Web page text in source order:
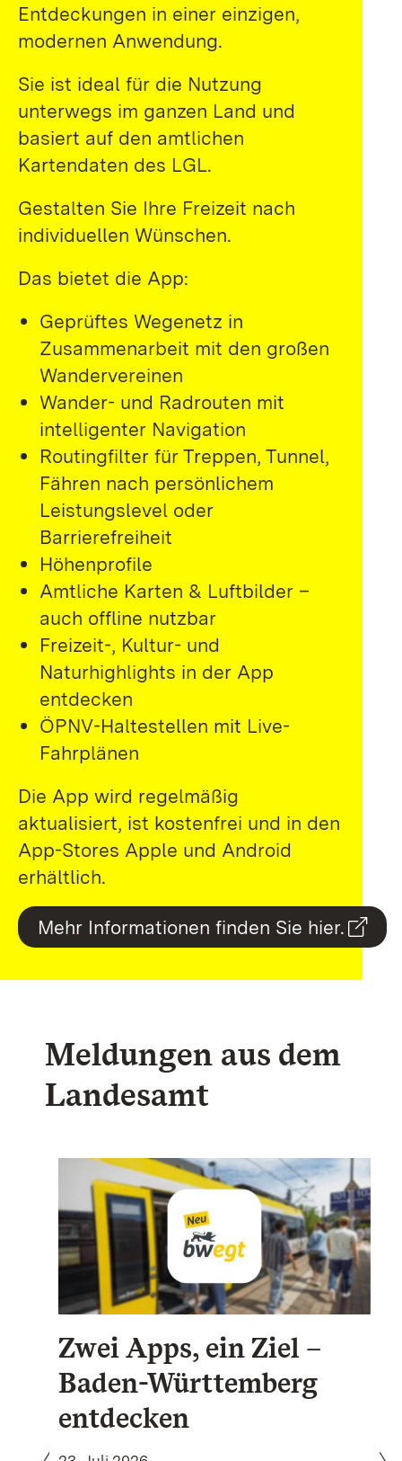
Entdeckungen in einer einzigen,
modernen Anwendung.
Sie ist ideal für die Nutzung
unterwegs im ganzen Land und
basiert auf den amtlichen
Kartendaten des LGL.
Gestalten Sie Ihre Freizeit nach
individuellen Wünschen.
Das bietet die App:
Geprüftes Wegenetz in
Zusammenarbeit mit den großen
Wandervereinen
Wander- und Radrouten mit
intelligenter Navigation
Routingfilter für Treppen, Tunnel,
Fähren nach persönlichem
Leistungslevel oder
Barrierefreiheit
Höhenprofile
Amtliche Karten & Luftbilder –
auch offline nutzbar
Freizeit-, Kultur- und
Naturhighlights in der App
entdecken
ÖPNV-Haltestellen mit Live-
Fahrplänen
Die App wird regelmäßig
aktualisiert, ist kostenfrei und in den
App-Stores Apple und Android
erhältlich.
Mehr Informationen finden Sie hier.
Meldungen aus dem
Landesamt
Zwei Apps, ein Ziel –
Baden-Württemberg
entdecken